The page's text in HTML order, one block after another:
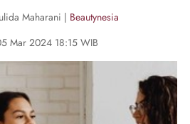
Maharani | Beautynesia
Mar 2024 18:15 WIB